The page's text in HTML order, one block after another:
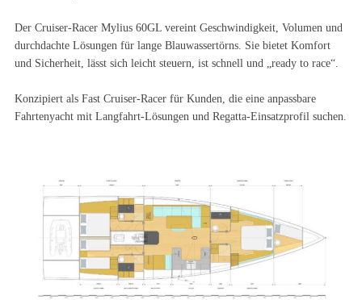
Der Cruiser-Racer Mylius 60GL vereint Geschwindigkeit, Volumen und
durchdachte Lösungen für lange Blauwassertörns. Sie bietet Komfort
und Sicherheit, lässt sich leicht steuern, ist schnell und „ready to race“.
Konzipiert als Fast Cruiser-Racer für Kunden, die eine anpassbare
Fahrtenyacht mit Langfahrt-Lösungen und Regatta-Einsatzprofil suchen.